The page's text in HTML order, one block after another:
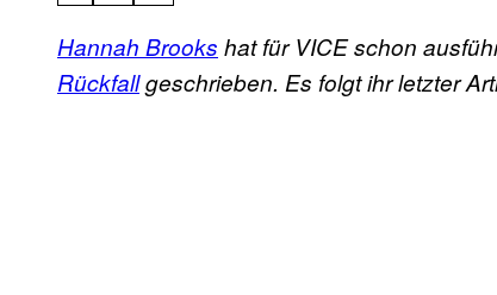
Hannah Brooks hat für VICE schon
Rückfallgeschrieben. Es folgt ihr letzter